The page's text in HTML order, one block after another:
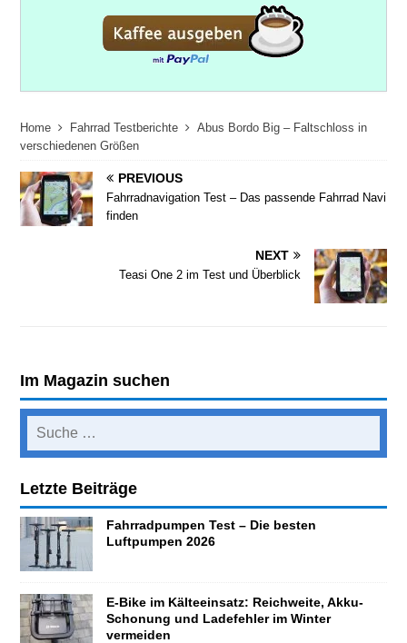
Home Fahrrad Testberichte
Abus Bordo Big – Faltschloss in
verschiedenen Größen
PREVIOUS
Fahrradnavigation Test – Das passende Fahrrad Navi
finden
NEXT
Teasi One 2 im Test und Überblick
Im Magazin suchen
Letzte Beiträge
Fahrradpumpen Test – Die besten
Luftpumpen 2026
E-Bike im Kälteeinsatz: Reichweite, Akku-
Schonung und Ladefehler im Winter
vermeiden